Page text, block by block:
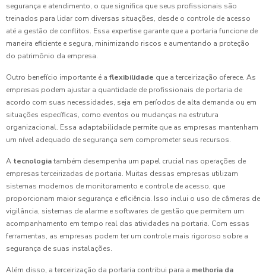
segurança e atendimento, o que significa que seus profissionais são
treinados para lidar com diversas situações, desde o controle de acesso
até a gestão de conflitos. Essa expertise garante que a portaria funcione de
maneira eficiente e segura, minimizando riscos e aumentando a proteção
do patrimônio da empresa.
Outro benefício importante é a flexibilidade que a terceirização oferece. As
empresas podem ajustar a quantidade de profissionais de portaria de
acordo com suas necessidades, seja em períodos de alta demanda ou em
situações específicas, como eventos ou mudanças na estrutura
organizacional. Essa adaptabilidade permite que as empresas mantenham
um nível adequado de segurança sem comprometer seus recursos.
A tecnologiatambém desempenha um papel crucial nas operações de
empresas terceirizadas de portaria. Muitas dessas empresas utilizam
sistemas modernos de monitoramento e controle de acesso, que
proporcionam maior segurança e eficiência. Isso inclui o uso de câmeras de
vigilância, sistemas de alarme e softwares de gestão que permitem um
acompanhamento em tempo real das atividades na portaria. Com essas
ferramentas, as empresas podem ter um controle mais rigoroso sobre a
segurança de suas instalações.
Além disso, a terceirização da portaria contribui para a melhoria da